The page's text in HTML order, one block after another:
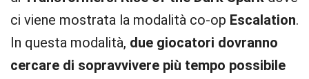
ci viene mostrata la modalità co-op Escalation.
In questa modalità, due giocatori dovranno
cercare di sopravvivere più tempo possibile